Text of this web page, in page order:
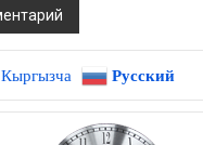
Кыргызча Русский